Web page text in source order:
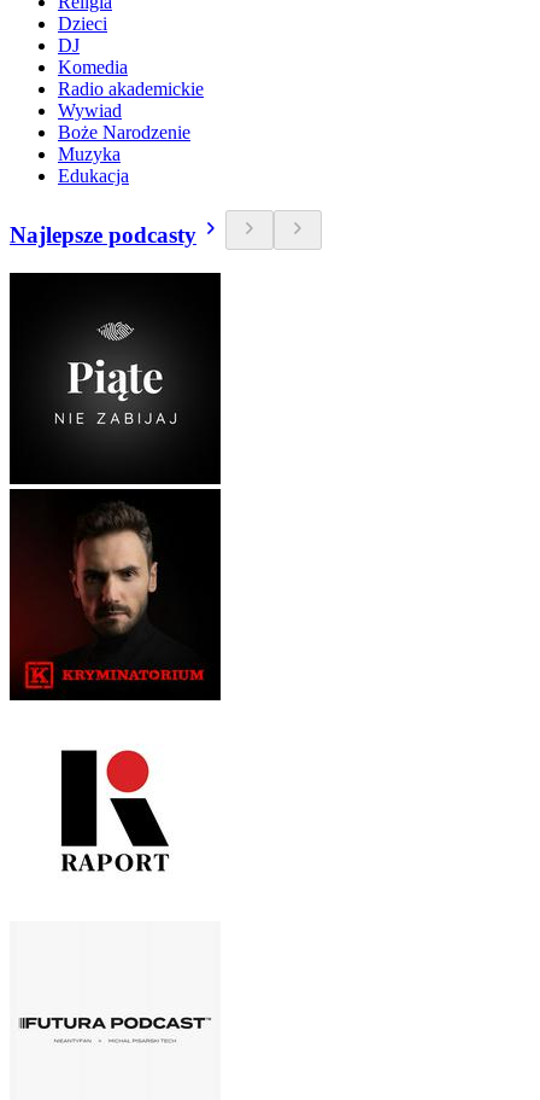
Dzieci
DJ
Komedia
Radio akademickie
Wywiad
Boże Narodzenie
Muzyka
Edukacja
Najlepsze podcasty